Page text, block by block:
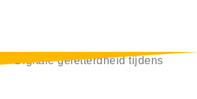
Digitale geletterdheid tijdens